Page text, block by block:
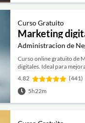
Curso Gratuito
Marketing
Administracion de
Curso online gratuito de
digitales. Ideal para
4.82
(441)
5h22m